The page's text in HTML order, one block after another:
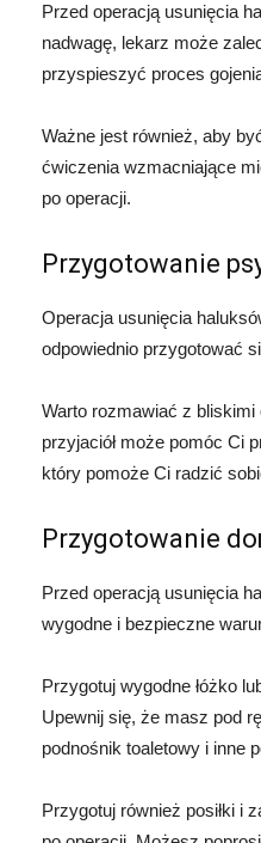
Przed operacją usunięcia
nadwagę, lekarz może
przyspieszyć proces
Ważne jest również, aby
ćwiczenia wzmacniające
po operacji.
Przygotowanie
Operacja usunięcia
odpowiednio przygotować
Warto rozmawiać z
przyjaciół może pomóc Ci
który pomoże Ci radzić
Przygotowanie
Przed operacją usunięcia
wygodne i bezpieczne
Przygotuj wygodne łóżko
Upewnij się, że masz pod
podnośnik toaletowy i inne
Przygotuj również posiłki i